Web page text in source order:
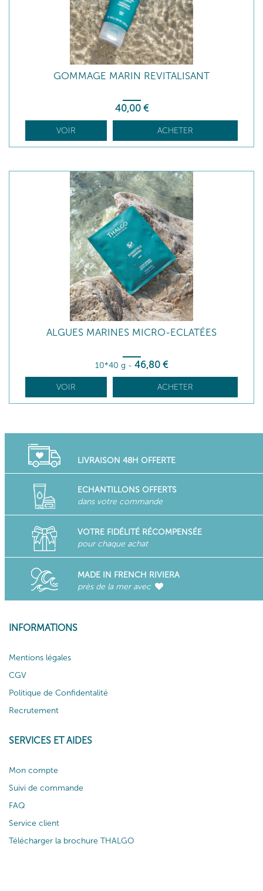
GOMMAGE MARIN REVITALISANT
40,00 €
VOIR ACHETER
ALGUES MARINES MICRO-ECLATÉES
10*40 g - 46,80 €
VOIR ACHETER
LIVRAISON 48H OFFERTE
ECHANTILLONS OFFERTS
dans votre commande
VOTRE FIDÉLITÉ RÉCOMPENSÉE
pour chaque achat
MADE IN FRENCH RIVIERA
près de la mer avec
INFORMATIONS
Mentions légales
CGV
Politique de Confidentalité
Recrutement
SERVICES ET AIDES
Mon compte
Suivi de commande
FAQ
Service client
Télécharger la brochure THALGO